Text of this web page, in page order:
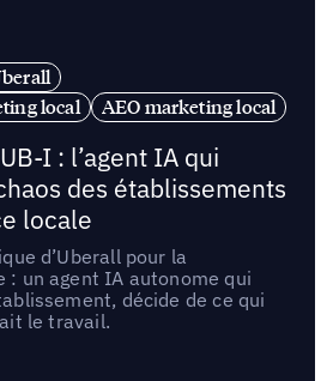
local
AEO marketing local
I : l’agent IA qui
des établissements
locale
d’Uberall pour la
: un agent IA autonome qui
décide de ce qui
le travail.